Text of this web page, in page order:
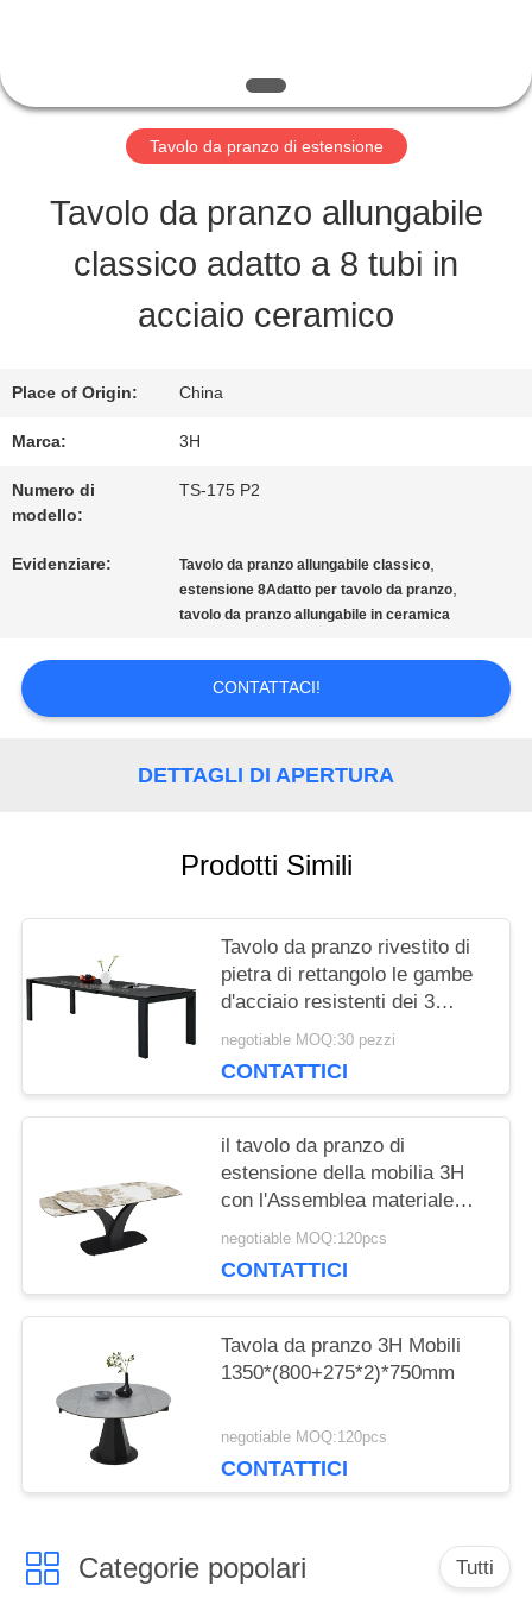
CONTROLLO
QUALITÀ
CONTATTO
UNITI
RICHIEDA
UNA
CITAZIONE
MAPPA
DEL
Tavolo da pranzo di estensione
Tavolo da pranzo allungabile
classico adatto a 8 tubi in
acciaio ceramico
Place of Origin: China
Marca: 3H
Numero di
modello:
TS-175 P2
Evidenziare: Tavolo da pranzo allungabile classico,
estensione 8Adatto per tavolo da pranzo,
tavolo da pranzo allungabile in ceramica
CONTATTACI!
DETTAGLI DI APERTURA
Prodotti Simili
Tavolo da pranzo rivestito di
pietra di rettangolo le gambe
d'acciaio resistenti dei 3
tester
negotiable MOQ:30 pezzi
CONTATTICI
il tavolo da pranzo di
estensione della mobilia 3H
con l'Assemblea materiale
ceramica ha richiesto
negotiable MOQ:120pcs
CONTATTICI
Tavola da pranzo 3H Mobili
1350*(800+275*2)*750mm
negotiable MOQ:120pcs
CONTATTICI
Categorie popolari Tutti